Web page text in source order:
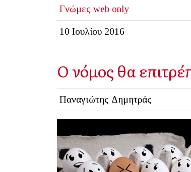
Γνώμες web only
10 Ιουλίου 2016
Ο νόμος θα
Παναγιώτης Δημητράς